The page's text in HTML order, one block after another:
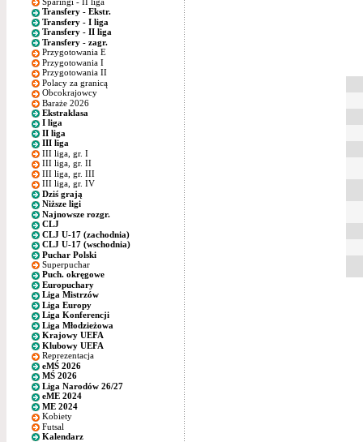
Transfery - Ekstr.
Transfery - I liga
Transfery - II liga
Transfery - zagr.
Przygotowania E
Przygotowania I
Przygotowania II
Polacy za granicą
Obcokrajowcy
Baraże 2026
Ekstraklasa
I liga
II liga
III liga
III liga, gr. I
III liga, gr. II
III liga, gr. III
III liga, gr. IV
Dziś grają
Niższe ligi
Najnowsze rozgr.
CLJ
CLJ U-17 (zachodnia)
CLJ U-17 (wschodnia)
Puchar Polski
Superpuchar
Puch. okręgowe
Europuchary
Liga Mistrzów
Liga Europy
Liga Konferencji
Liga Młodzieżowa
Krajowy UEFA
Klubowy UEFA
Reprezentacja
eMŚ 2026
MŚ 2026
Liga Narodów 26/27
eME 2024
ME 2024
Kobiety
Futsal
Kalendarz